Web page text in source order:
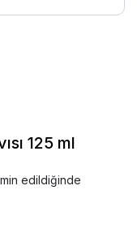
125 ml
edildiğinde